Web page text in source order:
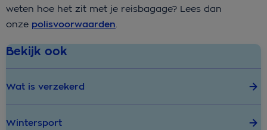
weten hoe het zit met je reisbagage? Lees dan
onze polisvoorwaarden.
Bekijk ook
Wat is verzekerd
Wintersport